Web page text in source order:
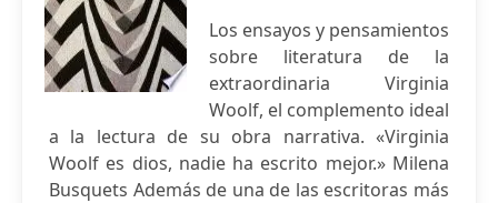
Los ensayos y pensamientos
sobre literatura de la
extraordinaria Virginia
Woolf, el complemento ideal
a la lectura de su obra narrativa. «Virginia
Woolf es dios, nadie ha escrito mejor.» Milena
Busquets Además de una de las escritoras más